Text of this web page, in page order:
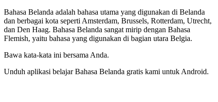
Bahasa Belanda adalah bahasa utama yang digunakan di Belanda
dan berbagai kota seperti Amsterdam, Brussels, Rotterdam, Utrecht,
dan Den Haag. Bahasa Belanda sangat mirip dengan Bahasa
Flemish, yaitu bahasa yang digunakan di bagian utara Belgia.
Bawa kata-kata ini bersama Anda.
Unduh aplikasi belajar Bahasa Belanda gratis kami untuk Android.